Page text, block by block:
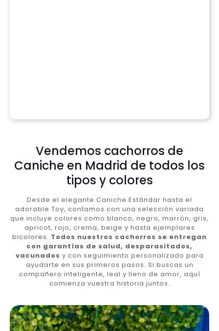
Vendemos cachorros de
Caniche en Madrid de todos los
tipos y colores
Desde el elegante Caniche Estándar hasta el
adorable Toy, contamos con una selección variada
que incluye colores como blanco, negro, marrón, gris,
apricot, rojo, crema, beige y hasta ejemplares
bicolores. Todos nuestros cachorros se entregan
con garantías de salud, desparasitados,
vacunados y con seguimiento personalizado para
ayudarte en sus primeros pasos. Si buscas un
compañero inteligente, leal y lleno de amor, aquí
comienza vuestra historia juntos.